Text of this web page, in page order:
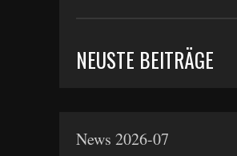
NEUSTE BEITRÄGE
News 2026-07